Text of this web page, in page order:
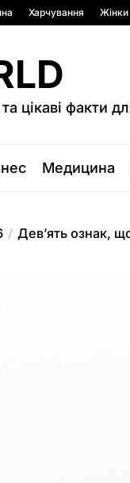
Харчування Жінки
цікаві факти
Медицина
Дев’ять ознак,